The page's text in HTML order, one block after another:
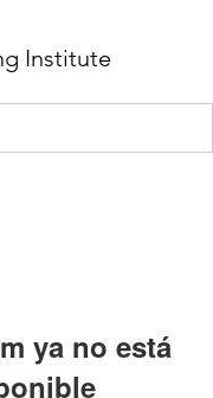
Institute
ya no está